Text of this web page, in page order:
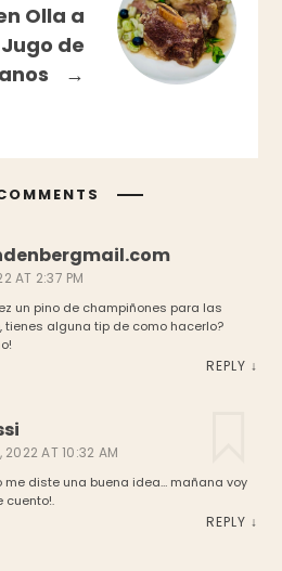
Olla a
de
→
AT 2:37 PM
un pino de champiñones para las
tienes alguna tip de como hacerlo?
REPLY ↓
2022 AT 10:32 AM
me diste una buena idea… mañana voy
cuento!.
REPLY ↓